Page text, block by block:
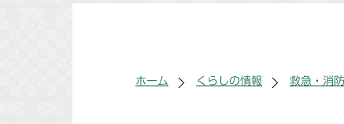
ホーム くらしの情報 救急・消防